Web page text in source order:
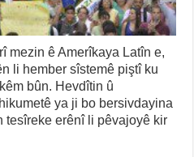
mezin ê Amerîkaya Latîn e,
li hember sîstemê piştî ku
bûn. Hevdîtin û
ya ji bo bersivdayina
tesîreke erênî li pêvajoyê kir